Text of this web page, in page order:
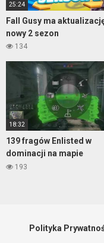
25:24
Fall Gusy ma
nowy 2 sezon
134
18:32
139 fragów Enlisted w
dominacji na mapie
Pokrovskoe City
193
Polityka